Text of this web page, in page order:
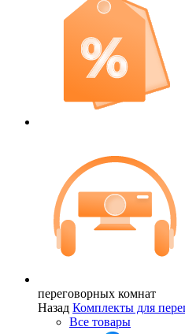
переговорных комнат
Назад Комплекты для
Все товары